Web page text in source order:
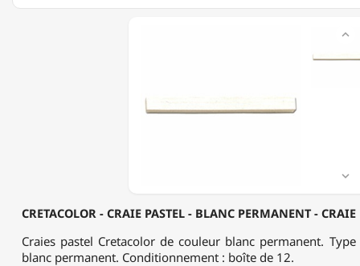
DE
12
CRETACOLOR - CRAIE PASTEL - BLANC PERMANENT -


Craies pastel Cretacolor de couleur blanc permanent.
blanc permanent. Conditionnement : boîte de 12.